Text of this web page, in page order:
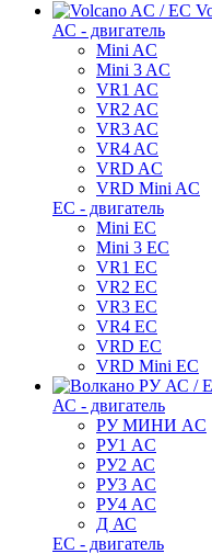
АС - двигатель
Mini AC
Mini 3 AC
VR1 AC
VR2 AC
VR3 AC
VR4 AC
VRD AC
VRD Mini AC
ЕС - двигатель
Mini EC
Mini 3 EC
VR1 EC
VR2 EC
VR3 EC
VR4 EC
VRD EC
VRD Mini EC
АС - двигатель
РУ МИНИ AC
РУ1 AC
РУ2 АС
РУ3 AC
РУ4 AC
Д АС
ЕС - двигатель